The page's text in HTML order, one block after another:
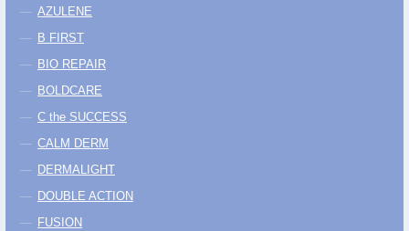
AZULENE
B FIRST
BIO REPAIR
BOLDCARE
C the SUCCESS
CALM DERM
DERMALIGHT
DOUBLE ACTION
FUSION